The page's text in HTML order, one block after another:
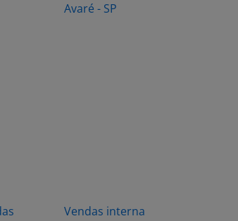
Avaré - SP
Vendas interna